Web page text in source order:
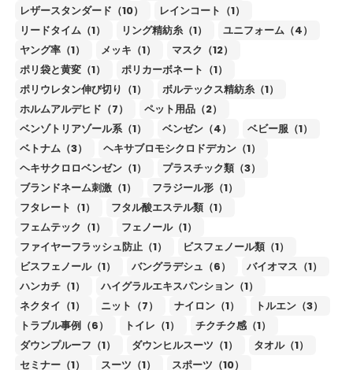
レザースタンダード（10）
レインコート（1）
リードタイム（1）
リング精紡糸（1）
ユニフォーム（4）
ヤング率（1）
メッキ（1）
マスク（12）
ポリ袋と黄変（1）
ポリカーボネート（1）
ポリウレタン伸び切り（1）
ボルテックス精紡糸（1）
ホルムアルデヒド（7）
ペット用品（2）
ベンゾトリアゾール系（1）
ベンゼン（4）
ベビー服（1）
ベトナム（3）
ヘキサブロモシクロドデカン（1）
ヘキサクロロベンゼン（1）
プラスチック類（3）
ブランドネーム刺激（1）
フラジール形（1）
フタレート（1）
フタル酸エステル類（1）
フェムテック（1）
フェノール（1）
ファイヤーフラッシュ防止（1）
ビスフェノール類（1）
ビスフェノール（1）
バングラデシュ（6）
バイオマス（1）
ハンカチ（1）
ハイグラルエキスパンション（1）
ネクタイ（1）
ニット（7） ナイロン（1）
トルエン（3）
トラブル事例（6）
トイレ（1）
チクチク感（1）
ダウンプルーフ（1）
ダウンヒルスーツ（1）
タオル（1）
セミナー（1）
スーツ（1）
スポーツ（10）